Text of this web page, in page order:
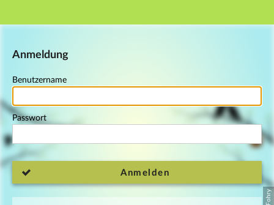
Hauptnavigation
Anmeldung
Benutzername
Passwort
Anmelden